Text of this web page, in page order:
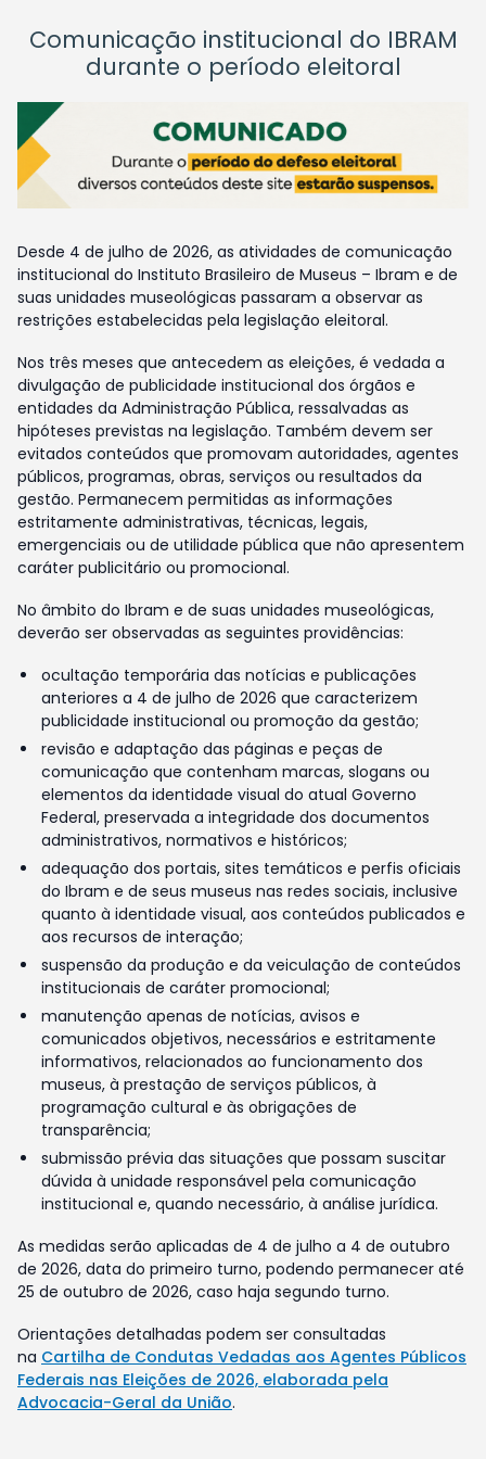
Comunicação institucional do IBRAM
durante o período eleitoral
Desde 4 de julho de 2026, as atividades de comunicação
institucional do Instituto Brasileiro de Museus – Ibram e de
suas unidades museológicas passaram a observar as
restrições estabelecidas pela legislação eleitoral.
Nos três meses que antecedem as eleições, é vedada a
divulgação de publicidade institucional dos órgãos e
entidades da Administração Pública, ressalvadas as
hipóteses previstas na legislação. Também devem ser
evitados conteúdos que promovam autoridades, agentes
públicos, programas, obras, serviços ou resultados da
gestão. Permanecem permitidas as informações
estritamente administrativas, técnicas, legais,
emergenciais ou de utilidade pública que não apresentem
caráter publicitário ou promocional.
No âmbito do Ibram e de suas unidades museológicas,
deverão ser observadas as seguintes providências:
ocultação temporária das notícias e publicações
anteriores a 4 de julho de 2026 que caracterizem
publicidade institucional ou promoção da gestão;
revisão e adaptação das páginas e peças de
comunicação que contenham marcas, slogans ou
elementos da identidade visual do atual Governo
Federal, preservada a integridade dos documentos
administrativos, normativos e históricos;
adequação dos portais, sites temáticos e perfis oficiais
do Ibram e de seus museus nas redes sociais, inclusive
quanto à identidade visual, aos conteúdos publicados e
aos recursos de interação;
suspensão da produção e da veiculação de conteúdos
institucionais de caráter promocional;
manutenção apenas de notícias, avisos e
comunicados objetivos, necessários e estritamente
informativos, relacionados ao funcionamento dos
museus, à prestação de serviços públicos, à
programação cultural e às obrigações de
transparência;
submissão prévia das situações que possam suscitar
dúvida à unidade responsável pela comunicação
institucional e, quando necessário, à análise jurídica.
As medidas serão aplicadas de 4 de julho a 4 de outubro
de 2026, data do primeiro turno, podendo permanecer até
25 de outubro de 2026, caso haja segundo turno.
Orientações detalhadas podem ser consultadas
na Cartilha de Condutas Vedadas aos Agentes Públicos
Federais nas Eleições de 2026, elaborada pela
Advocacia-Geral da União.